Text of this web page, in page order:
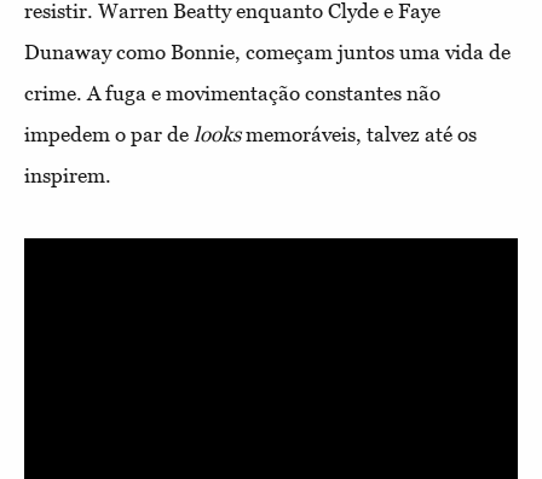
resistir. Warren Beatty enquanto Clyde e Faye
Dunaway como Bonnie, começam juntos uma vida de
crime. A fuga e movimentação constantes não
impedem o par de looksmemoráveis, talvez até os
inspirem.